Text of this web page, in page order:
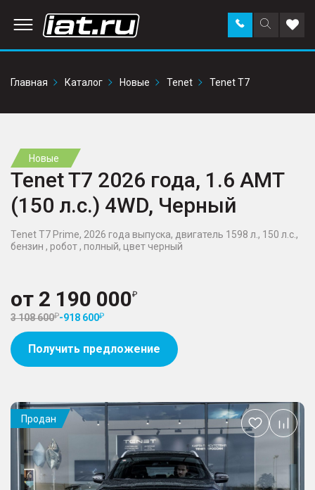
Поиск
по
Заказать
звонок в
Главная
Каталог Новые Tenet Tenet T7
Новые
Tenet T7 2026 года, 1.6 AMT
(150 л.с.) 4WD, Черный
Tenet T7 Prime, 2026 года выпуска, двигатель 1598 л., 150 л.с.,
бензин , робот , полный, цвет черный
от 2 190 000
3 108 600 -918 600
Получить предложение
Продан
Добавить
в
избранное